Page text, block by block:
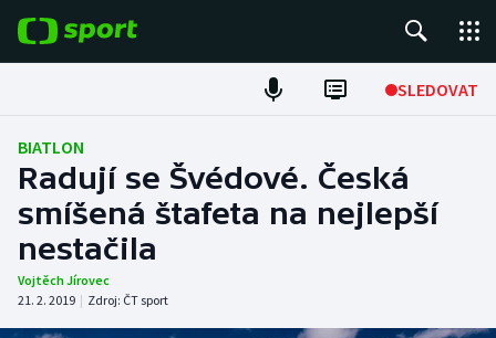
SLEDOVAT
Fotbal
Hokej
Tenis
Atletika
BIATLON
Radují se Švédové. Česká
smíšená štafeta na nejlepší
nestačila
Vojtěch Jírovec
21. 2. 2019 | Zdroj: ČT sport